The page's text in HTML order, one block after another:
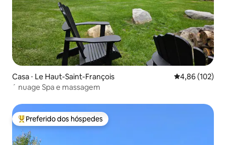
Casa ⋅ Le Haut-Saint-François 4,86 de uma
4,86 (102)
´ nuage Spa e massagem
Entre os melhores preferidos dos hóspedes
Preferido dos hóspedes